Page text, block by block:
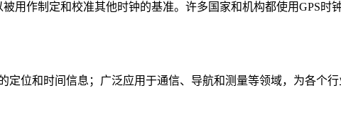
作制定和校准其他时钟的基准。许多国家和机构都使用GPS时
和时间信息；广泛应用于通信、导航和测量等领域，为各个行